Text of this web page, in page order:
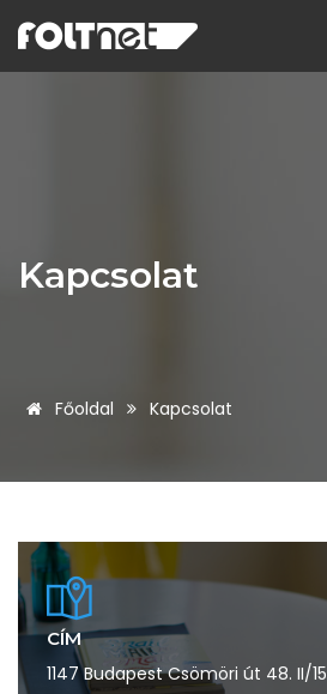
Kapcsolat
Főoldal Kapcsolat
CÍM
1147 Budapest Csömöri út 48. II/15